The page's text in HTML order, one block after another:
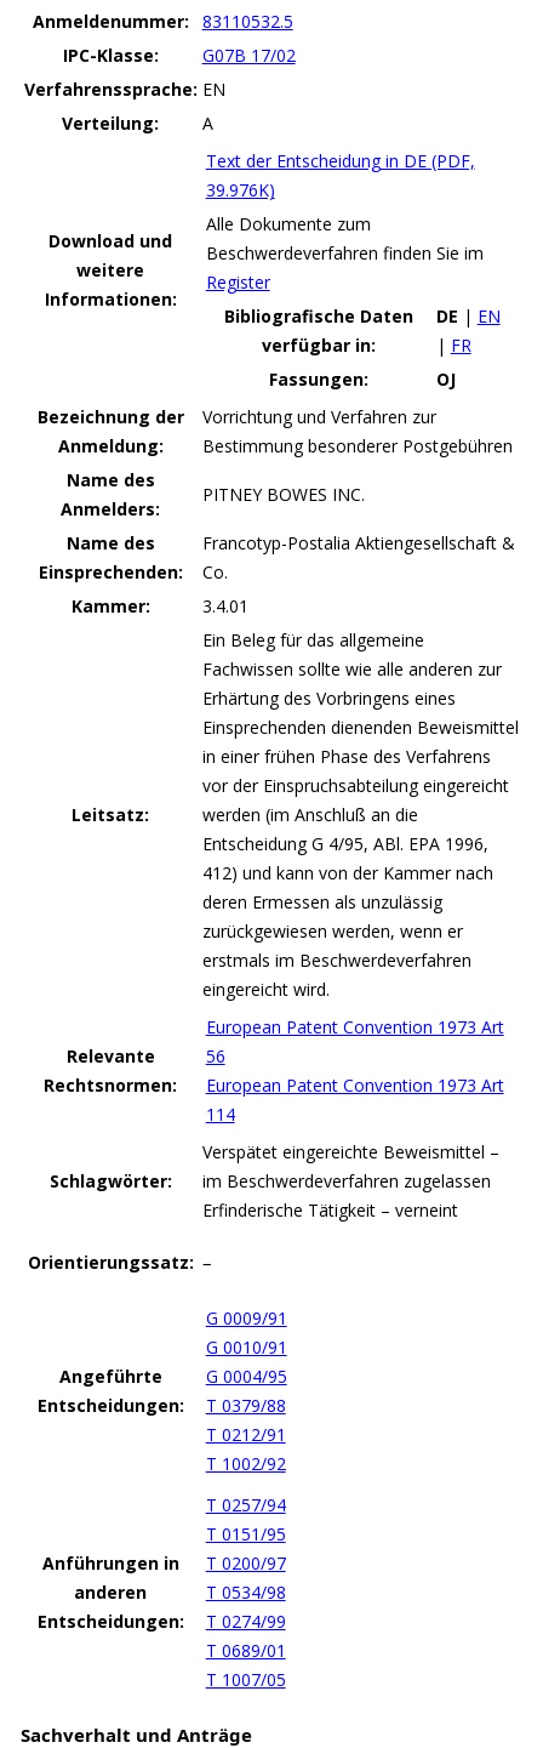
Anmeldenummer:
83110532.5
IPC-Klasse:
G07B 17/02
Verfahrenssprache: EN
Verteilung:
A
Download und
weitere
Informationen:
Text der Entscheidung in DE (PDF,
39.976K)
Alle Dokumente zum
Beschwerdeverfahren finden Sie im
Register
Bibliografische Daten
verfügbar in:
DE | EN
| FR
Fassungen:
OJ
Bezeichnung der
Anmeldung:
Vorrichtung und Verfahren zur
Bestimmung besonderer Postgebühren
Name des
Anmelders:
PITNEY BOWES INC.
Name des
Einsprechenden:
Francotyp-Postalia Aktiengesellschaft &
Co.
Kammer:
3.4.01
Leitsatz:
Ein Beleg für das allgemeine
Fachwissen sollte wie alle anderen zur
Erhärtung des Vorbringens eines
Einsprechenden dienenden Beweismittel
in einer frühen Phase des Verfahrens
vor der Einspruchsabteilung eingereicht
werden (im Anschluß an die
Entscheidung G 4/95, ABl. EPA 1996,
412) und kann von der Kammer nach
deren Ermessen als unzulässig
zurückgewiesen werden, wenn er
erstmals im Beschwerdeverfahren
eingereicht wird.
Relevante
Rechtsnormen:
European Patent Convention 1973 Art
56
European Patent Convention 1973 Art
114
Schlagwörter:
Verspätet eingereichte Beweismittel –
im Beschwerdeverfahren zugelassen
Erfinderische Tätigkeit – verneint
Orientierungssatz: –
Angeführte
Entscheidungen:
G 0009/91
G 0010/91
G 0004/95
T 0379/88
T 0212/91
T 1002/92
Anführungen in
anderen
Entscheidungen:
T 0257/94
T 0151/95
T 0200/97
T 0534/98
T 0274/99
T 0689/01
T 1007/05
Sachverhalt und Anträge